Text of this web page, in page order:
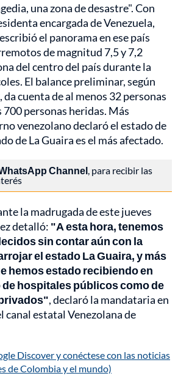
una zona de desastre". Con
encargada de Venezuela,
el panorama en ese país
de magnitud 7,5 y 7,2
del centro del país durante la
El balance preliminar, según
cuenta de al menos 32 personas
personas heridas. Más
venezolano declaró el estado de
de La Guaira es el más afectado.
Channel , para recibir las
la madrugada de este jueves
detalló: "A esta hora, tenemos
sin contar aún con la
el estado La Guaira, y más
hemos estado recibiendo en
hospitales públicos como de
, declaró la mandataria en
canal estatal Venezolana de
Discover y conéctese con las noticias
de Colombia y el mundo)